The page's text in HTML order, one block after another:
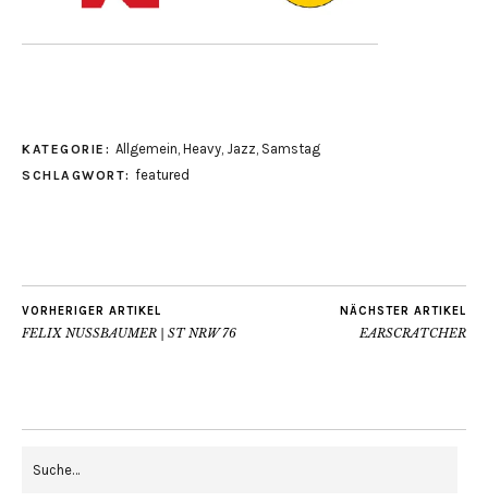
KATEGORIE: Allgemein, Heavy, Jazz, Samstag
SCHLAGWORT: featured
VORHERIGER ARTIKEL
FELIX NUSSBAUMER | ST NRW 76
NÄCHSTER ARTIKEL
EARSCRATCHER